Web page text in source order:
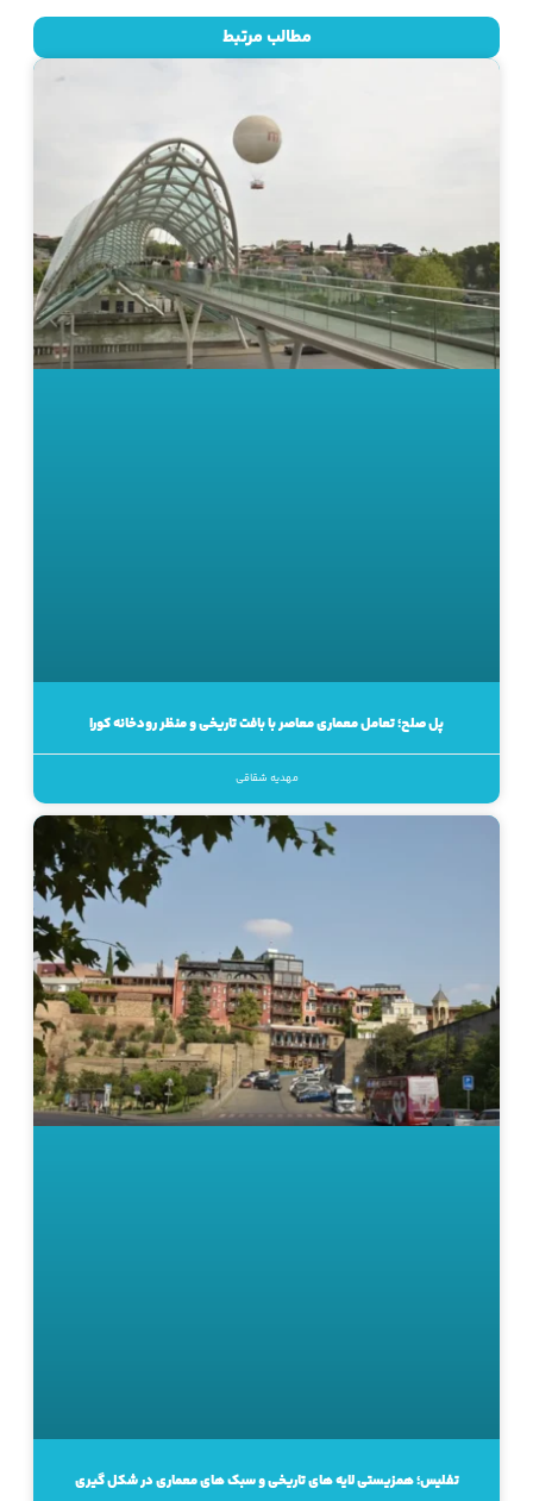
مطالب مرتبط
پل صلح؛ تعامل معماری معاصر با بافت تاریخی و منظر رودخانه کورا
مهدیه شقاقی
تفلیس؛ همزیستی لایه های تاریخی و سبک های معماری در شکل گیری